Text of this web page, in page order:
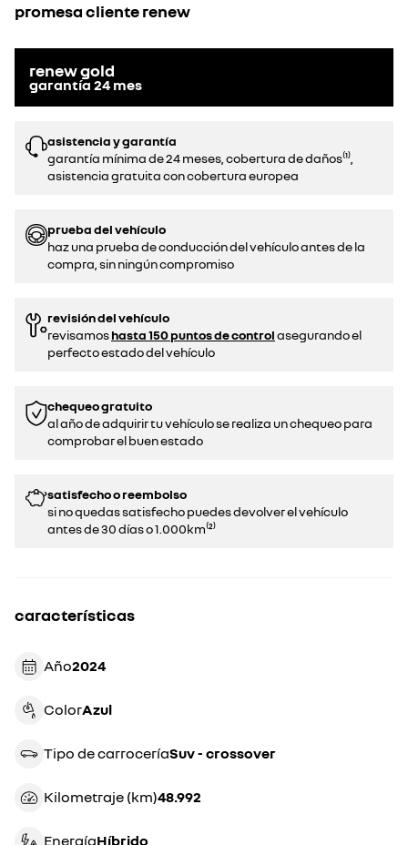
promesa cliente renew
renew gold
garantía 24 mes
asistencia y garantía
garantía mínima de 24 meses, cobertura de daños⁽¹⁾,
asistencia gratuita con cobertura europea
prueba del vehículo
haz una prueba de conducción del vehículo antes de la
compra, sin ningún compromiso
revisión del vehículo
revisamoshasta 150 puntos de controlasegurando el
perfecto estado del vehículo
chequeo gratuito
al año de adquirir tu vehículo se realiza un chequeo para
comprobar el buen estado​​
satisfecho o reembolso
si no quedas satisfecho puedes devolver el vehículo
antes de 30 días o 1.000km⁽²⁾
características
Año 2024
Color azul
Tipo de carrocería suv - crossover
Kilometraje (km) 48.992
Energía híbrido